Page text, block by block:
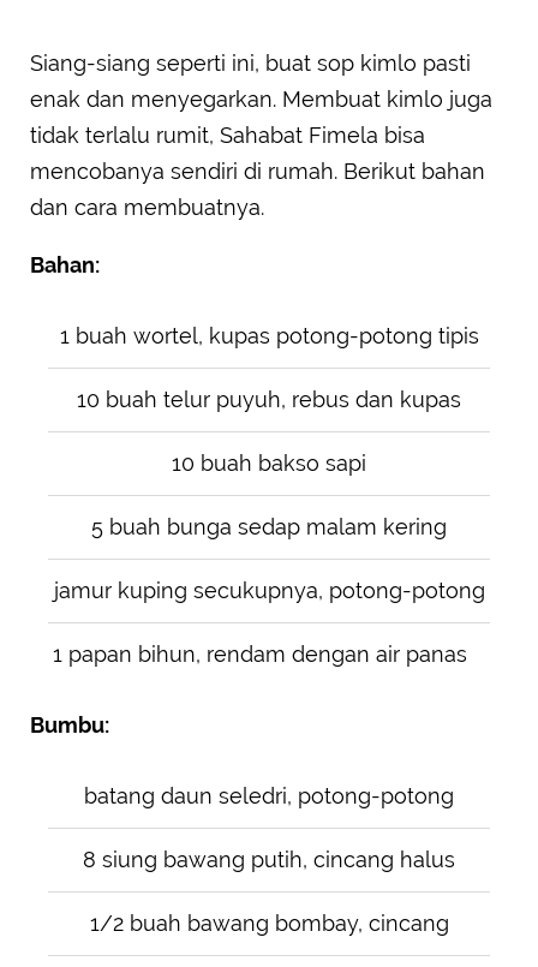
Siang-siang seperti ini, buat sop kimlo pasti
enak dan menyegarkan. Membuat kimlo juga
tidak terlalu rumit, Sahabat Fimela bisa
mencobanya sendiri di rumah. Berikut bahan
dan cara membuatnya.
Bahan:
1 buah wortel, kupas potong-potong tipis
10 buah telur puyuh, rebus dan kupas
10 buah bakso sapi
5 buah bunga sedap malam kering
jamur kuping secukupnya, potong-potong
1 papan bihun, rendam dengan air panas
Bumbu:
batang daun seledri, potong-potong
8 siung bawang putih, cincang halus
1/2 buah bawang bombay, cincang